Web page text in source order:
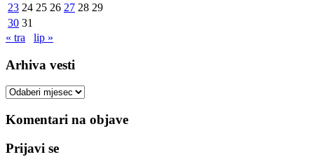
23 24 25 26 27 28 29
30 31
« tra
lip »
Arhiva vesti
Arhiva
Komentari na objave
Prijavi se